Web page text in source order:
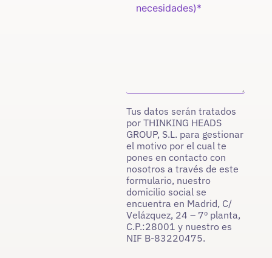
Tus datos serán tratados
por THINKING HEADS
GROUP, S.L. para gestionar
el motivo por el cual te
pones en contacto con
nosotros a través de este
formulario, nuestro
domicilio social se
encuentra en Madrid, C/
Velázquez, 24 – 7º planta,
C.P.:28001 y nuestro es
NIF B-83220475.